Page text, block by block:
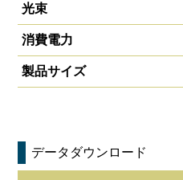
光束
消費電力
製品サイズ
データダウンロード